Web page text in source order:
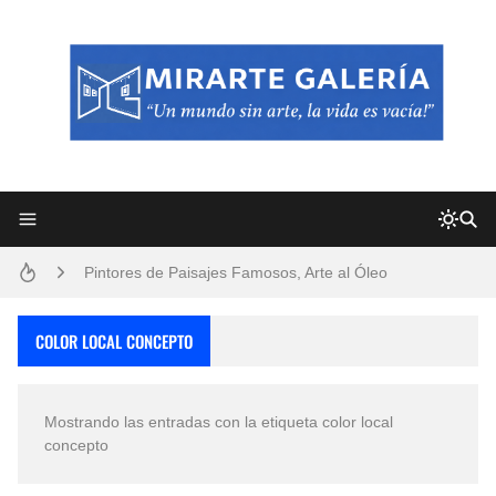
Pintores de Paisajes Famosos, Arte al Óleo
COLOR LOCAL CONCEPTO
Mostrando las entradas con la etiqueta color local
concepto